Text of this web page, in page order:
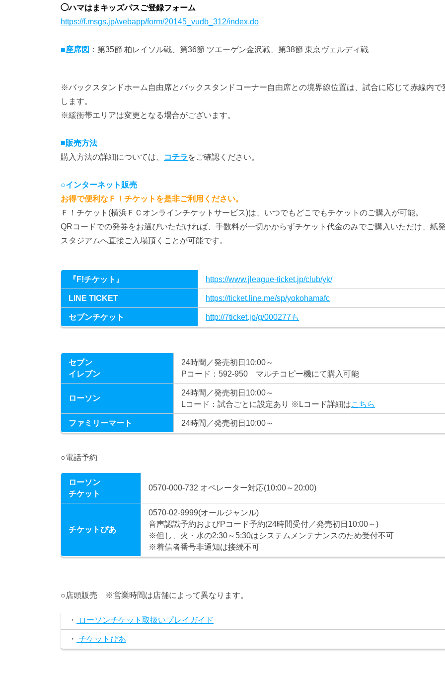
◯ハマはまキッズパスご登録フォーム
https://f.msgs.jp/webapp/form/20145_vudb_312/index.do
■座席図 ：第35節 柏レイソル戦、第36節 ツエーゲン金沢戦、第38節 東京ヴェルディ戦
※バックスタンドホーム自由席とバックスタンドコーナー自由席との境界線位置は、試合に応じて赤線内で
します。
※緩衝帯エリアは変更となる場合がございます。
■販売方法
購入方法の詳細については、
コチラ をご確認ください。
○インターネット販売
お得で便利なＦ！チケットを是非ご利用ください。
Ｆ！チケット(横浜ＦＣオンラインチケットサービス)は、いつでもどこでもチケットのご購入が可能。
QRコードでの発券をお選びいただければ、手数料が一切かからずチケット代金のみでご購入いただけ、紙
スタジアムへ直接ご入場頂くことが可能です。
『F!チケット』 https://www.jleague-ticket.jp/club/yk/
LINE TICKET https://ticket.line.me/sp/yokohamafc
セブンチケット http://7ticket.jp/g/000277も
セブン
イレブン
24時間／発売初日10:00～
Pコード：592-950 マルチコピー機にて購入可能
ローソン
24時間／発売初日10:00～
Lコード：試合ごとに設定あり ※Lコード詳細はこちら
ファミリーマート 24時間／発売初日10:00～
○電話予約
ローソン
チケット
0570-000-732 オペレーター対応(10:00～20:00)
チケットぴあ
0570-02-9999(オールジャンル)
音声認識予約およびPコード予約(24時間受付／発売初日10:00～)
※但し、火・水の2:30～5:30はシステムメンテナンスのため受付不可
※着信者番号非通知は接続不可
○店頭販売 ※営業時間は店舗によって異なります。
・ ローソンチケット取扱いプレイガイド
・ チケットぴあ